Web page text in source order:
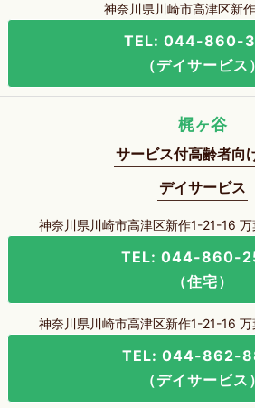
神奈川県川崎市高津区新
TEL: 044-860-
（デイサービス）
梶ヶ谷
サービス付高齢者向
デイサービス
神奈川県川崎市高津区新作1-21-16
TEL: 044-860-
（住宅）
神奈川県川崎市高津区新作1-21-16
TEL: 044-862-
（デイサービス）